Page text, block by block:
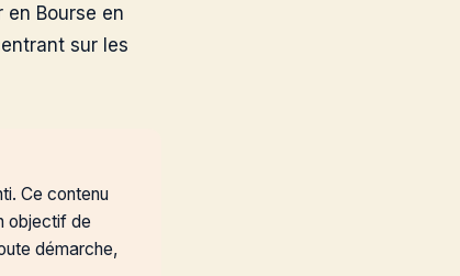
en Bourse en
sur les
Ce contenu
objectif de
démarche,